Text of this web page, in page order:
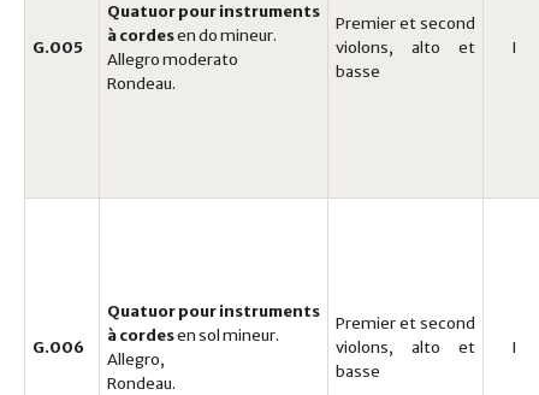
G.005
Quatuor pour instruments
à cordesen do mineur.
Allegro moderato
Rondeau.
Premier et second
violons, alto et
basse
I
G.006
Quatuor pour instruments
à cordesen sol mineur.
Allegro,
Rondeau.
Premier et second
violons, alto et
basse
I